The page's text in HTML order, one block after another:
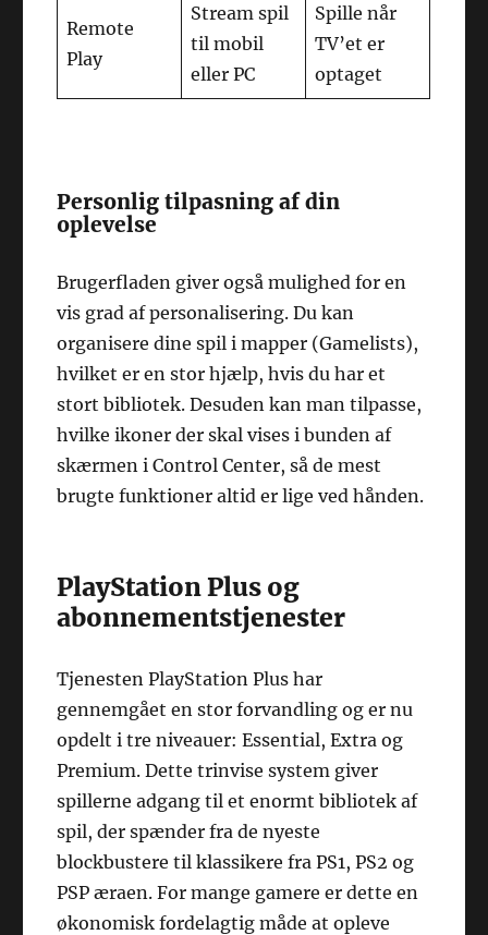
Remote
Play
Stream spil
til mobil
eller PC
Spille når
TV’et er
optaget
Personlig tilpasning af din
oplevelse
Brugerfladen giver også mulighed for en
vis grad af personalisering. Du kan
organisere dine spil i mapper (Gamelists),
hvilket er en stor hjælp, hvis du har et
stort bibliotek. Desuden kan man tilpasse,
hvilke ikoner der skal vises i bunden af
skærmen i Control Center, så de mest
brugte funktioner altid er lige ved hånden.
PlayStation Plus og
abonnementstjenester
Tjenesten PlayStation Plus har
gennemgået en stor forvandling og er nu
opdelt i tre niveauer: Essential, Extra og
Premium. Dette trinvise system giver
spillerne adgang til et enormt bibliotek af
spil, der spænder fra de nyeste
blockbustere til klassikere fra PS1, PS2 og
PSP æraen. For mange gamere er dette en
økonomisk fordelagtig måde at opleve